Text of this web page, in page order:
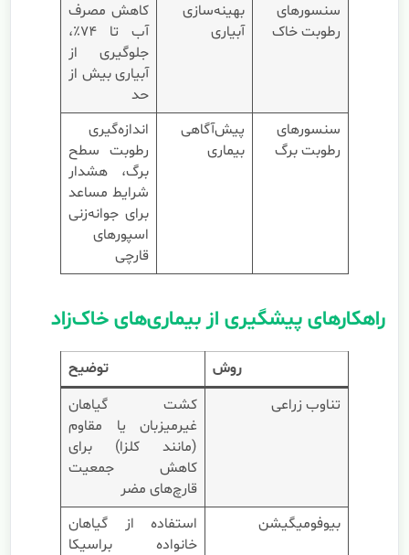
سنسورهای
رطوبت خاک
بهینه‌سازی
آبیاری
کاهش مصرف
آب تا ۷۴٪،
جلوگیری از
آبیاری بیش از
حد
سنسورهای
رطوبت برگ
پیش‌آگاهی
بیماری
اندازه‌گیری
رطوبت سطح
برگ، هشدار
شرایط مساعد
برای جوانه‌زنی
اسپورهای
قارچی
راهکارهای پیشگیری از بیماری‌های خاک‌زاد
روش
توضیح
تناوب زراعی
کشت گیاهان
غیرمیزبان یا مقاوم
(مانند کلزا) برای
کاهش جمعیت
قارچ‌های مضر
بیوفومیگیشن
استفاده از گیاهان
خانواده براسیکا